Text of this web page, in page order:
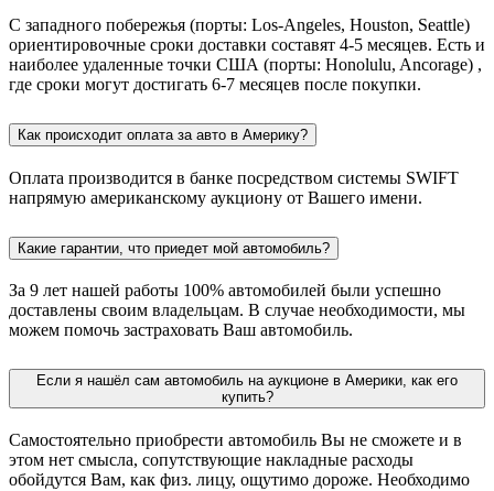
С западного побережья (порты: Los-Angeles, Houston, Seattle)
ориентировочные сроки доставки составят 4-5 месяцев. Есть и
наиболее удаленные точки США (порты: Honolulu, Ancorage) ,
где сроки могут достигать 6-7 месяцев после покупки.
Как происходит оплата за авто в Америку?
Оплата производится в банке посредством системы SWIFT
напрямую американскому аукциону от Вашего имени.
Какие гарантии, что приедет мой автомобиль?
За 9 лет нашей работы 100% автомобилей были успешно
доставлены своим владельцам. В случае необходимости, мы
можем помочь застраховать Ваш автомобиль.
Если я нашёл сам автомобиль на аукционе в Америки, как его
купить?
Самостоятельно приобрести автомобиль Вы не сможете и в
этом нет смысла, сопутствующие накладные расходы
обойдутся Вам, как физ. лицу, ощутимо дороже. Необходимо